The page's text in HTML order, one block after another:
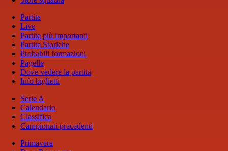
Partite
Live
Partite più importanti
Partite Storiche
Probabili formazioni
Pagelle
Dove vedere la partita
Info biglietti
Serie A
Calendario
Classifica
Campionati precedenti
Primavera